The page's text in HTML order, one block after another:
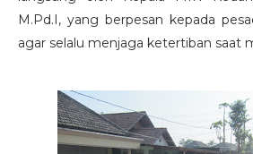
M.Pd.I, yang berpesan kepada
agar selalu menjaga ketertiban saat